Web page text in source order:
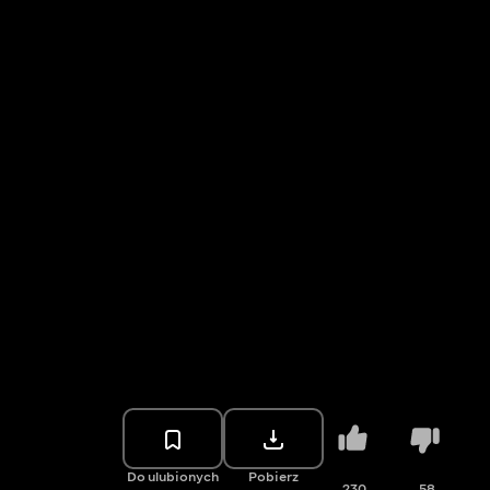
Do ulubionych Pobierz